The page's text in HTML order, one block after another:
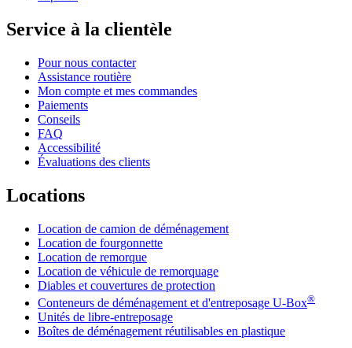
Service à la clientèle
Pour nous contacter
Assistance routière
Mon compte et mes commandes
Paiements
Conseils
FAQ
Accessibilité
Évaluations des clients
Locations
Location de camion de déménagement
Location de fourgonnette
Location de remorque
Location de véhicule de remorquage
Diables et couvertures de protection
Conteneurs de déménagement et d'entreposage U-Box®
Unités de libre-entreposage
Boîtes de déménagement réutilisables en plastique